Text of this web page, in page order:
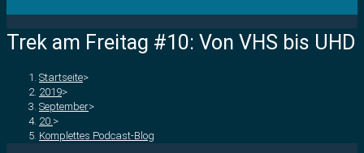
Trek am Freitag #10: Von VHS bis UHD
Startseite>
2019>
September>
20. >
Komplettes Podcast-Blog